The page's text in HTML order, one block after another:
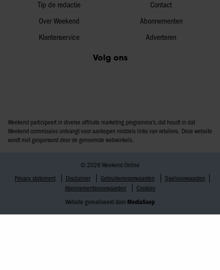
Tip de redactie
Over Weekend
Klantenservice
Contact
Abonnementen
Adverteren
Volg ons
Weekend participeert in diverse affiliate marketing programma’s, dat houdt in dat
Weekend commissies ontvangt voor aankopen middels links van retailers. Deze website
wordt niet gesponsord door de genoemde webwinkels.
© 2026 Weekend Online
Privacy statement
Disclaimer Gebruikersvoorwaarden
Spelvoorwaarden
Abonnementsvoorwaarden
Cookies
Website gerealiseerd door MediaSoep